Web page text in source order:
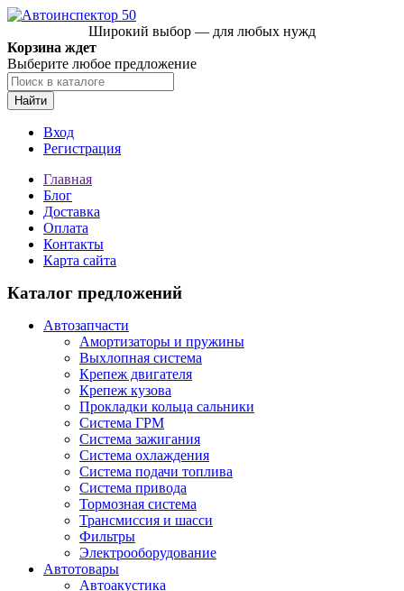
Широкий выбор — для любых нужд
Корзина ждет
Выберите любое предложение
Найти
Вход
Регистрация
Главная
Блог
Доставка
Оплата
Контакты
Карта сайта
Каталог предложений
Автозапчасти
Амортизаторы и пружины
Выхлопная система
Крепеж двигателя
Крепеж кузова
Прокладки кольца сальники
Система ГРМ
Система зажигания
Система охлаждения
Система подачи топлива
Система привода
Тормозная система
Трансмиссия и шасси
Фильтры
Электрооборудование
Автотовары
Автоакустика